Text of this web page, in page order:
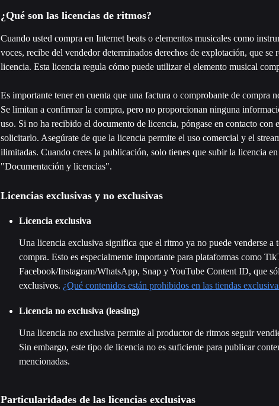
¿Qué son las licencias de ritmos?
Cuando usted compra en Internet beats o elementos musicales como
voces, recibe del vendedor determinados derechos de explotación, que se
licencia. Esta licencia regula cómo puede utilizar el elemento musical
Es importante tener en cuenta que una factura o comprobante de compra
Se limitan a confirmar la compra, pero no proporcionan ninguna
uso. Si no ha recibido el documento de licencia, póngase en contacto con
solicitarlo. Asegúrate de que la licencia permite el uso comercial y el
ilimitadas. Cuando crees la publicación, solo tienes que subir la licencia
"Documentación y licencias".
Licencias exclusivas y no exclusivas
Licencia exclusiva
Una licencia exclusiva significa que el ritmo ya no puede venderse a
compra. Esto es especialmente importante para plataformas como
Facebook/Instagram/WhatsApp, Snap y YouTube Content ID, que
exclusivos. ¿Qué contenidos están prohibidos en las tiendas
Licencia no exclusiva (leasing)
Una licencia no exclusiva permite al productor de ritmos seguir
Sin embargo, este tipo de licencia no es suficiente para publicar
mencionadas.
Particularidades de las licencias exclusivas